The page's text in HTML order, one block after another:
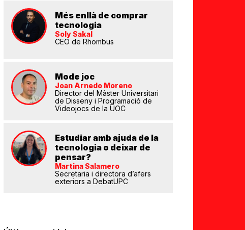
Més enllà de comprar
tecnologia
Soly Sakal
CEO de Rhombus
Mode joc
Joan Arnedo Moreno
Director del Màster Universitari
de Disseny i Programació de
Videojocs de la UOC
Estudiar amb ajuda de la
tecnologia o deixar de
pensar?
Martina Salamero
Secretaria i directora d’afers
exteriors a DebatUPC